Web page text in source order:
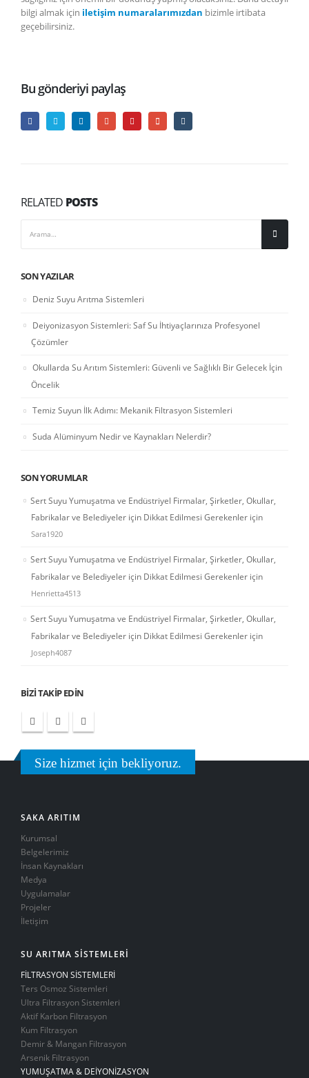
bilgi almak için iletişim numaralarımızdan bizimle irtibata
geçebilirsiniz.
Bu gönderiyi paylaş
RELATED POSTS
SON YAZILAR
Deniz Suyu Arıtma Sistemleri
Deiyonizasyon Sistemleri: Saf Su İhtiyaçlarınıza Profesyonel
Çözümler
Okullarda Su Arıtım Sistemleri: Güvenli ve Sağlıklı Bir Gelecek İçin
Öncelik
Temiz Suyun İlk Adımı: Mekanik Filtrasyon Sistemleri
Suda Alüminyum Nedir ve Kaynakları Nelerdir?
SON YORUMLAR
Sert Suyu Yumuşatma ve Endüstriyel Firmalar, Şirketler, Okullar,
Fabrikalar ve Belediyeler için Dikkat Edilmesi Gerekenler için
Sara1920
Sert Suyu Yumuşatma ve Endüstriyel Firmalar, Şirketler, Okullar,
Fabrikalar ve Belediyeler için Dikkat Edilmesi Gerekenler için
Henrietta4513
Sert Suyu Yumuşatma ve Endüstriyel Firmalar, Şirketler, Okullar,
Fabrikalar ve Belediyeler için Dikkat Edilmesi Gerekenler için
Joseph4087
BIZI TAKIP EDIN
Size hizmet için bekliyoruz.
SAKA ARITIM
Kurumsal
Belgelerimiz
İnsan Kaynakları
Medya
Uygulamalar
Projeler
İletişim
SU ARITMA SİSTEMLERİ
FİLTRASYON SİSTEMLERİ
Ters Osmoz Sistemleri
Ultra Filtrasyon Sistemleri
Aktif Karbon Filtrasyon
Kum Filtrasyon
Demir & Mangan Filtrasyon
Arsenik Filtrasyon
YUMUŞATMA & DEİYONİZASYON